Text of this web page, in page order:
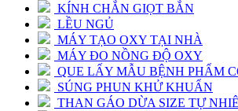
KÍNH CHẮN GIỌT BẮN
LỀU NGỦ
MÁY TẠO OXY TẠI NHÀ
MÁY ĐO NỒNG ĐỘ OXY
QUE LẤY MẪU BỆNH PHẨM
SÚNG PHUN KHỬ KHUẨN
THAN GÁO DỪA SIZE TỰ